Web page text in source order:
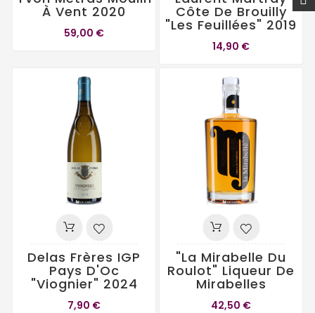
À Vent 2020
59,00 €
Côte De Brouilly
"Les Feuillées" 2019
14,90 €
Delas Frères IGP
Pays D'Oc
"Viognier" 2024
7,90 €
"La Mirabelle Du
Roulot" Liqueur De
Mirabelles
42,50 €